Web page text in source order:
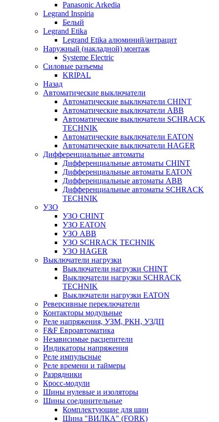
Panasonic Arkedia
Legrand Inspiria
Белый
Legrand Etika
Legrand Etika алюминий/антрацит
Наружный (накладной) монтаж
Systeme Electric
Силовые разъемы
KRIPAL
Назад
Автоматические выключатели
Автоматические выключатели CHINT
Автоматические выключатели ABB
Автоматические выключатели SCHRACK
TECHNIK
Автоматические выключатели EATON
Автоматические выключатели HAGER
Дифференциальные автоматы
Дифференциальные автоматы CHINT
Дифференциальные автоматы EATON
Дифференциальные автоматы ABB
Дифференциальные автоматы SCHRACK
TECHNIK
УЗО
УЗО CHINT
УЗО EATON
УЗО ABB
УЗО SCHRACK TECHNIK
УЗО HAGER
Выключатели нагрузки
Выключатели нагрузки CHINT
Выключатели нагрузки SCHRACK
TECHNIK
Выключатели нагрузки EATON
Реверсивные переключатели
Контакторы модульные
Реле напряжения, УЗМ, РКН, УЗДП
F&F Евроавтоматика
Независимые расцепители
Индикаторы напряжения
Реле импульсные
Реле времени и таймеры
Разрядники
Кросс-модули
Шины нулевые и изоляторы
Шины соединительные
Комплектующие для шин
Шина "ВИЛКА" (FORK)